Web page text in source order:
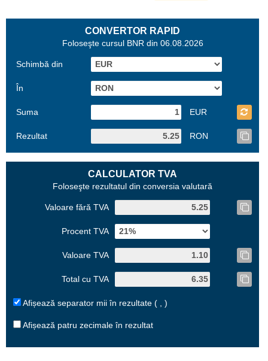
CONVERTOR RAPID
Foloseşte cursul BNR din 06.08.2026
Schimbă din
În
Suma EUR
Rezultat RON
CALCULATOR TVA
Foloseşte rezultatul din conversia valutară
Valoare fără TVA
Procent TVA
Valoare TVA
Total cu TVA
Afișează separator mii în rezultate ( , )
Afișează patru zecimale în rezultat